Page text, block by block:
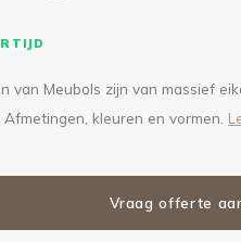
van Meubols zijn van massief
kleuren en vormen.
Vraag offerte